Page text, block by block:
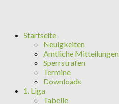
Startseite
Neuigkeiten
Amtliche Mitteilungen
Sperrstrafen
Termine
Downloads
1. Liga
Tabelle